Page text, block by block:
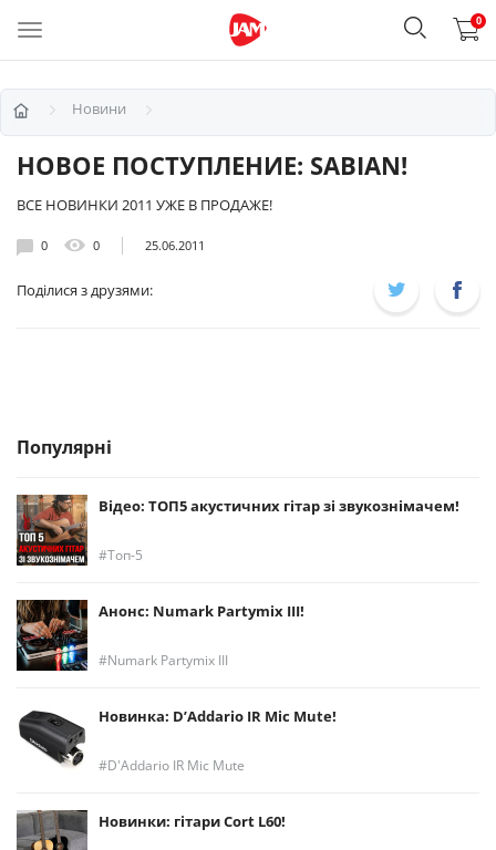
0
Новини
НОВОЕ ПОСТУПЛЕНИЕ: SABIAN!
ВСЕ НОВИНКИ 2011 УЖЕ В ПРОДАЖЕ!
0 0 25.06.2011
Поділися з друзями:
Популярні
Відео: ТОП5 акустичних гітар зі звукознімачем!
Топ-5
Анонс: Numark Partymix III!
Numark Partymix III
Новинка: D’Addario IR Mic Mute!
D'Addario IR Mic Mute
Новинки: гітари Cort L60!